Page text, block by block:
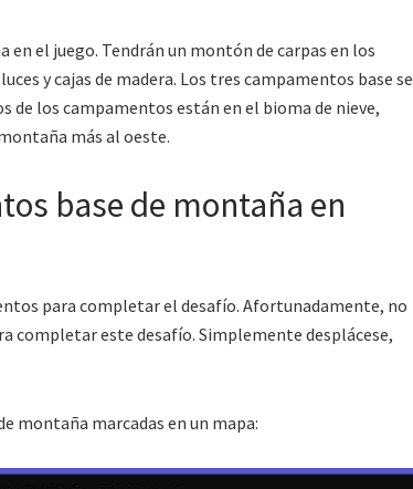
en el juego. Tendrán un montón de carpas en los
y cajas de madera. Los tres campamentos base se
de los campamentos están en el bioma de nieve,
más al oeste.
base de montaña en
para completar el desafío. Afortunadamente, no
completar este desafío. Simplemente desplácese,
montaña marcadas en un mapa: